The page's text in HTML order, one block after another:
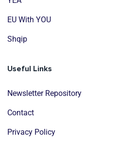
EU With YOU
Shqip
Useful Links
Newsletter Repository
Contact
Privacy Policy